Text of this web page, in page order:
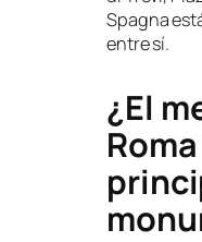
Spagna
entre sí.
¿El